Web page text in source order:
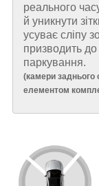
реального
й уникнути
усуває сліпу
призводить до
паркування.
(камери заднього
елементом